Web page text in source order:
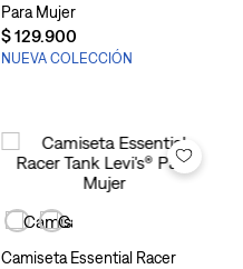
Para Mujer
$129.900
NUEVA COLECCIÓN
Camiseta Essential Racer